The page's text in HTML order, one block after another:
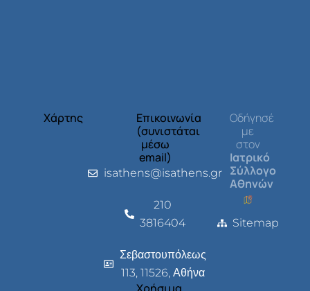
Χάρτης
Επικοινωνία
(συνιστάται
μέσω
email)
isathens@isathens.gr
210
3816404
Σεβαστουπόλεως
113, 11526, Αθήνα
Οδήγησέ
με
στον
Ιατρικό
Σύλλογο
Αθηνών
Sitemap